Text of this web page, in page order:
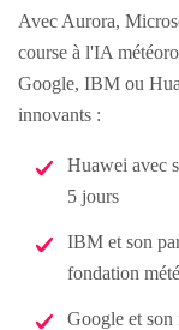
Avec Aurora,
course à l'IA
Google, IBM ou
innovants :
Huawei avec
5 jours
IBM et son
fondation
Google et son